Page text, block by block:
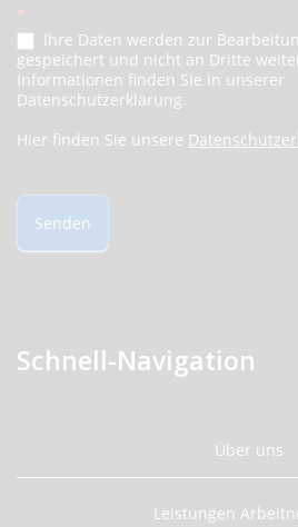
*
Ihre Daten werden zur
gespeichert und nicht an Dritte
Informationen finden Sie in unserer
Datenschutzerklärung.
Hier finden Sie unsere
Senden
Schnell-Navigation
Über uns
Leistungen